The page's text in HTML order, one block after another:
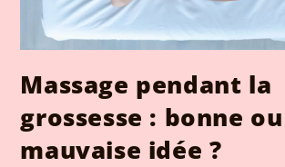
Massage pendant la
grossesse : bonne ou
mauvaise idée ?